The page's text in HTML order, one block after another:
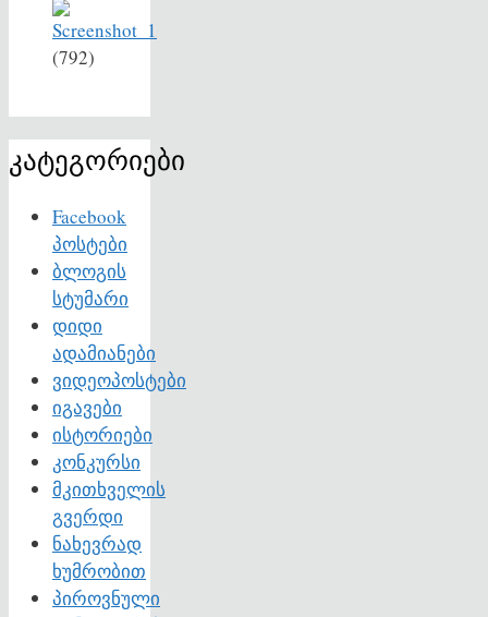
(792)
კატეგორიები
Facebook
პოსტები
ბლოგის
სტუმარი
დიდი
ადამიანები
ვიდეოპოსტები
იგავები
ისტორიები
კონკურსი
მკითხველის
გვერდი
ნახევრად
ხუმრობით
პიროვნული